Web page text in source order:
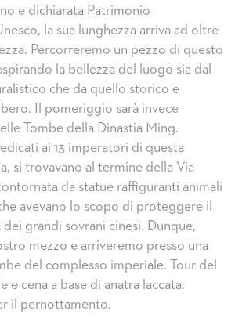
e dichiarata Patrimonio
la sua lunghezza arriva ad oltre
Percorreremo un pezzo di questo
la bellezza del luogo sia dal
che da quello storico e
Il pomeriggio sarà invece
Tombe della Dinastia Ming.
ai 13 imperatori di questa
si trovavano al termine della Via
da statue raffiguranti animali
avevano lo scopo di proteggere il
grandi sovrani cinesi. Dunque,
mezzo e arriveremo presso una
del complesso imperiale. Tour del
e cena a base di anatra laccata.
il pernottamento.